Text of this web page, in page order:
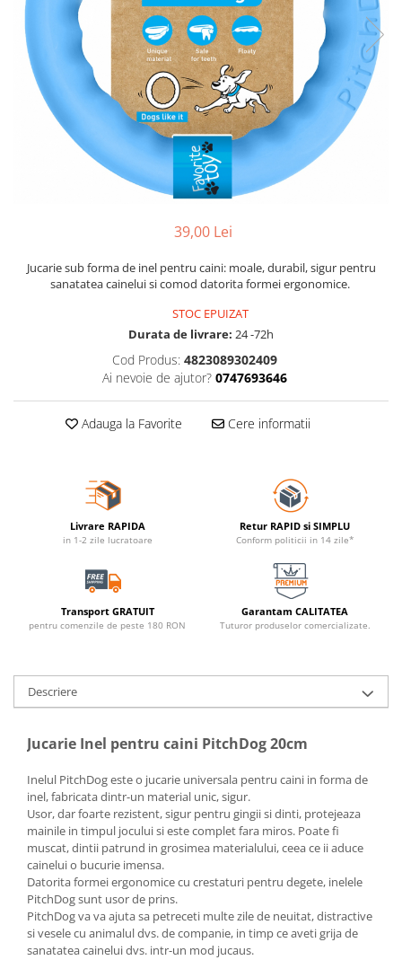
39,00 Lei
Jucarie sub forma de inel pentru caini: moale, durabil, sigur pentru
sanatatea cainelui si comod datorita formei ergonomice.
STOC EPUIZAT
Durata de livrare: 24 -72h
Cod Produs: 4823089302409
Ai nevoie de ajutor? 0747693646
Adauga la Favorite Cere informatii
Livrare RAPIDA
in 1-2 zile lucratoare
Retur RAPID si SIMPLU
Conform politicii in 14 zile*
Transport GRATUIT
pentru comenzile de peste 180 RON
Garantam CALITATEA
Tuturor produselor comercializate.
Descriere
Jucarie Inel pentru caini PitchDog 20cm
Inelul PitchDog este o jucarie universala pentru caini in forma de
inel, fabricata dintr-un material unic, sigur.
Usor, dar foarte rezistent, sigur pentru gingii si dinti, protejeaza
mainile in timpul jocului si este complet fara miros. Poate fi
muscat, dintii patrund in grosimea materialului, ceea ce ii aduce
cainelui o bucurie imensa.
Datorita formei ergonomice cu crestaturi pentru degete, inelele
PitchDog sunt usor de prins.
PitchDog va va ajuta sa petreceti multe zile de neuitat, distractive
si vesele cu animalul dvs. de companie, in timp ce aveti grija de
sanatatea cainelui dvs. intr-un mod jucaus.